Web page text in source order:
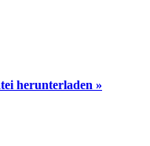
herunterladen »